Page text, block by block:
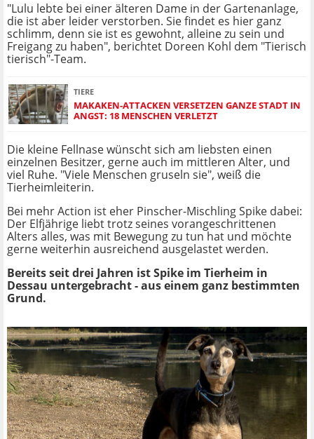
"Lulu lebte bei einer älteren Dame in der Gartenanlage,
die ist aber leider verstorben. Sie findet es hier ganz
schlimm, denn sie ist es gewohnt, alleine zu sein und
Freigang zu haben", berichtet Doreen Kohl dem "Tierisch
tierisch"-Team.
TIERE
MAKAKEN-ATTACKEN VERSETZEN GANZE STADT IN
ANGST: 18 MENSCHEN VERLETZT
Die kleine Fellnase wünscht sich am liebsten einen
einzelnen Besitzer, gerne auch im mittleren Alter, und
viel Ruhe. "Viele Menschen gruseln sie", weiß die
Tierheimleiterin.
Bei mehr Action ist eher Pinscher-Mischling Spike dabei:
Der Elfjährige liebt trotz seines vorangeschrittenen
Alters alles, was mit Bewegung zu tun hat und möchte
gerne weiterhin ausreichend ausgelastet werden.
Bereits seit drei Jahren ist Spike im Tierheim in
Dessau untergebracht - aus einem ganz bestimmten
Grund.